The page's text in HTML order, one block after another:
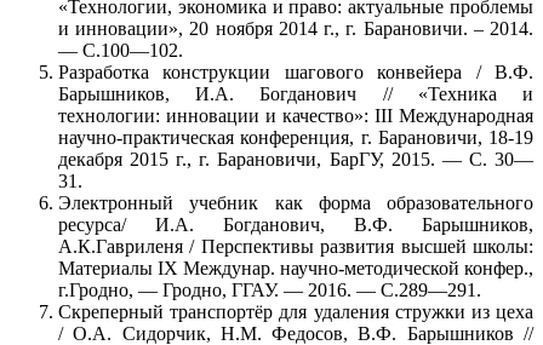
«Технологии, экономика и право: актуальные проблемы
и инновации», 20 ноября 2014 г., г. Барановичи. – 2014.
— С.100—102.
Разработка конструкции шагового конвейера / В.Ф.
Барышников, И.А. Богданович // «Техника и
технологии: инновации и качество»: III Международная
научно-практическая конференция, г. Барановичи, 18-19
декабря 2015 г., г. Барановичи, БарГУ, 2015. — С. 30—
31.
Электронный учебник как форма образовательного
ресурса/ И.А. Богданович, В.Ф. Барышников,
А.К.Гавриленя / Перспективы развития высшей школы:
Материалы IX Междунар. научно-методической конфер.,
г.Гродно, — Гродно, ГГАУ. — 2016. — С.289—291.
Скреперный транспортёр для удаления стружки из цеха
/ О.А. Сидорчик, Н.М. Федосов, В.Ф. Барышников //